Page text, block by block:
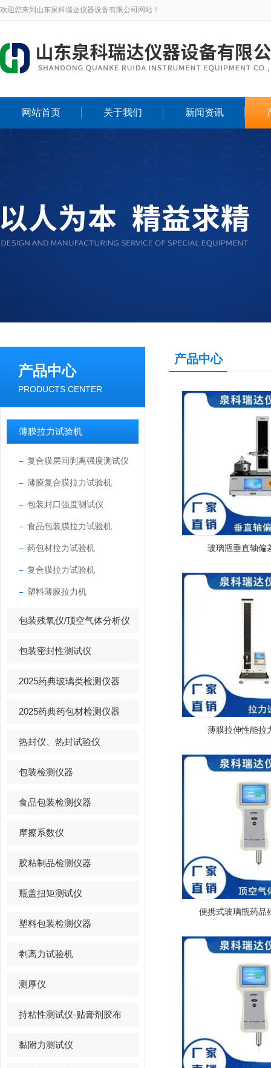
欢迎您来到山东泉科瑞达仪器设备有限公司网站！
网站首页 关于我们 新闻资讯
产品中心
PRODUCTS CENTER
薄膜拉力试验机
复合膜层间剥离强度测试仪
薄膜复合膜拉力试验机
包装封口强度测试仪
食品包装膜拉力试验机
药包材拉力试验机
复合膜拉力试验机
塑料薄膜拉力机
包装残氧仪/顶空气体分析仪
包装密封性测试仪
2025药典玻璃类检测仪器
2025药典药包材检测仪器
热封仪、热封试验仪
包装检测仪器
食品包装检测仪器
摩擦系数仪
胶粘制品检测仪器
瓶盖扭矩测试仪
塑料包装检测仪器
剥离力试验机
测厚仪
持粘性测试仪-贴膏剂胶布
黏附力测试仪
产品中心
玻璃瓶垂直轴偏
薄膜拉伸性能拉
便携式玻璃瓶药品